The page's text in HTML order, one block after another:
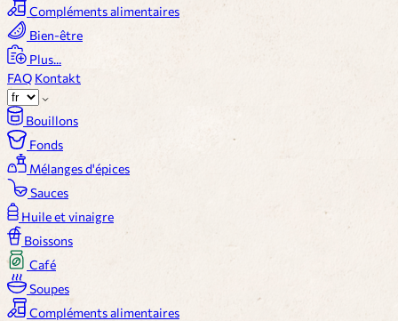
Compléments alimentaires
Bien-être
Plus...
FAQ Kontakt
Bouillons
Fonds
Mélanges d'épices
Sauces
Huile et vinaigre
Boissons
Café
Soupes
Compléments alimentaires